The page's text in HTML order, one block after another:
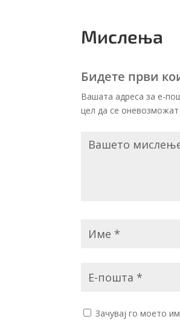
Мислења
Бидете први
Вашата адреса за е-
цел да се
Зачувај го моето